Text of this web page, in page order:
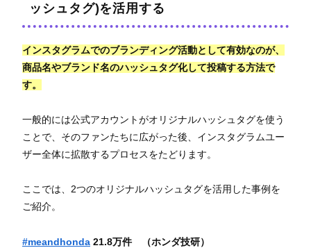
ッシュタグ)を活用する
インスタグラムでのブランディング活動として有効なのが、
商品名やブランド名のハッシュタグ化して投稿する方法で
す。
一般的には公式アカウントがオリジナルハッシュタグを使う
ことで、そのファンたちに広がった後、インスタグラムユー
ザー全体に拡散するプロセスをたどります。
ここでは、2つのオリジナルハッシュタグを活用した事例を
ご紹介。
#meandhonda 21.8万件 （ホンダ技研）